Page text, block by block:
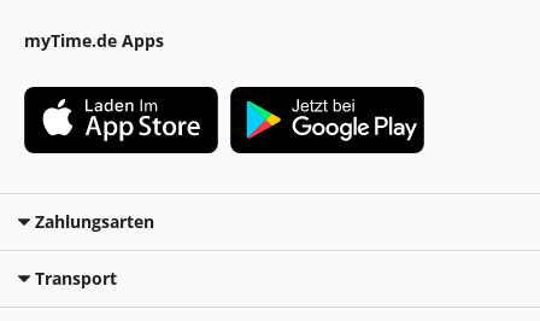
myTime.de Apps
Zahlungsarten
Transport